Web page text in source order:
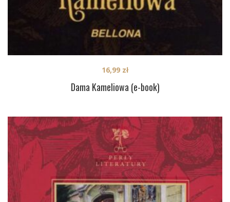
Dama Kameliowa (e-book)
16,99 zł